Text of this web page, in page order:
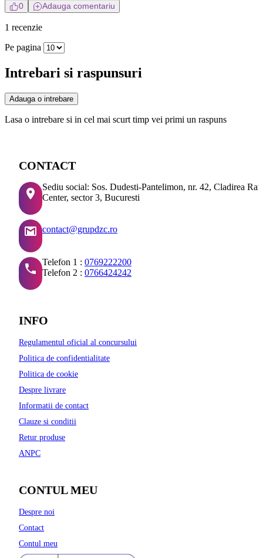
0 Adauga comentariu
1 recenzie
Pe pagina
Intrebari si raspunsuri
Adauga o intrebare
Lasa o intrebare si in cel mai scurt timp vei primi un raspuns
CONTACT
Sediu social: Sos. Dudesti-Pantelimon, nr. 42, Cladirea
Center, sector 3, Bucuresti
contact@grupdzc.ro
Telefon 1 : 0769222200
Telefon 2 : 0766424242
INFO
Regulamentul oficial al concursului
Politica de confidentialitate
Politica de cookie
Despre livrare
Informatii de contact
Clauze si conditii
Retur produse
ANPC
CONTUL MEU
Despre noi
Contact
Contul meu